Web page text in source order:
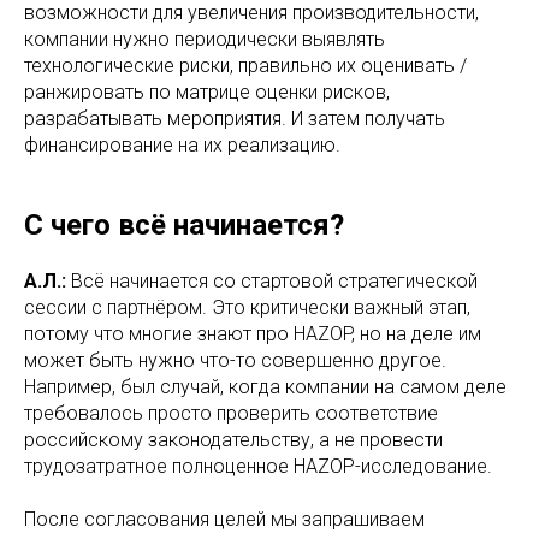
возможности для увеличения производительности,
компании нужно периодически выявлять
технологические риски, правильно их оценивать /
ранжировать по матрице оценки рисков,
разрабатывать мероприятия. И затем получать
финансирование на их реализацию.
С чего всё начинается?
А.Л.: Всё начинается со стартовой стратегической
сессии с партнёром. Это критически важный этап,
потому что многие знают про HAZOP, но на деле им
может быть нужно что-то совершенно другое.
Например, был случай, когда компании на самом деле
требовалось просто проверить соответствие
российскому законодательству, а не провести
трудозатратное полноценное HAZOP-исследование.
После согласования целей мы запрашиваем